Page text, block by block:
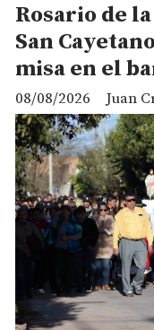
Rosario de
San
misa en el
Juan
08/08/2026